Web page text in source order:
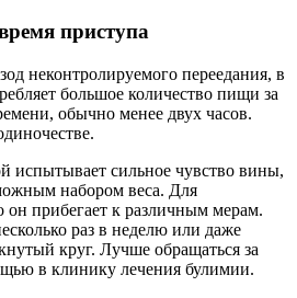
приступа
неконтролируемого переедания, в
большое количество пищи за
обычно менее двух часов.
испытывает сильное чувство вины,
набором веса. Для
он прибегает к различным мерам.
раз в неделю или даже
круг. Лучше обращаться за
в клинику лечения булимии.